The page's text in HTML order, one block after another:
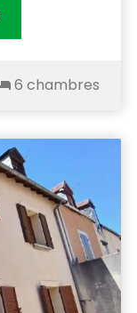
6 chambres